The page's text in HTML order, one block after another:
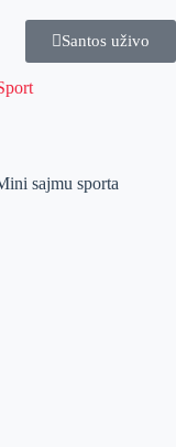
Santos uživo
sajmu sporta